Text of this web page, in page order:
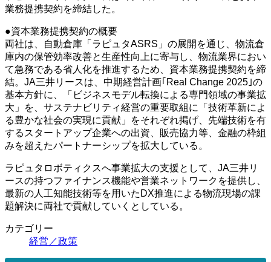
業務提携契約を締結した。
●資本業務提携契約の概要
両社は、自動倉庫「ラピュタASRS」の展開を通じ、物流倉
庫内の保管効率改善と生産性向上に寄与し、物流業界におい
て急務である省人化を推進するため、資本業務提携契約を締
結。JA三井リースは、中期経営計画｢Real Change 2025｣の
基本方針に、「ビジネスモデル転換による専門領域の事業拡
大」を、サステナビリティ経営の重要取組に「技術革新によ
る豊かな社会の実現に貢献」をそれぞれ掲げ、先端技術を有
するスタートアップ企業への出資、販売協力等、金融の枠組
みを超えたパートナーシップを拡大している。
ラピュタロボティクスへ事業拡大の支援として、JA三井リ
ースの持つファイナンス機能や営業ネットワークを提供し、
最新の人工知能技術等を用いたDX推進による物流現場の課
題解決に両社で貢献していくとしている。
カテゴリー
経営／政策